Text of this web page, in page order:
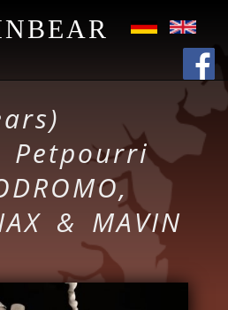
Petpourri
& MAVIN